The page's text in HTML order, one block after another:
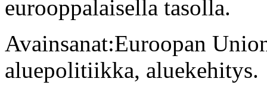
eurooppalaisella tasolla.
Avainsanat:Euroopan
aluepolitiikka, aluekehitys.